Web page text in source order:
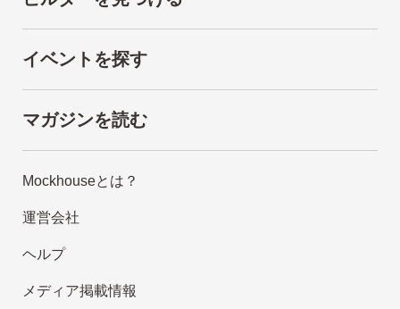
イベントを探す
マガジンを読む
Mockhouseとは？
運営会社
ヘルプ
メディア掲載情報